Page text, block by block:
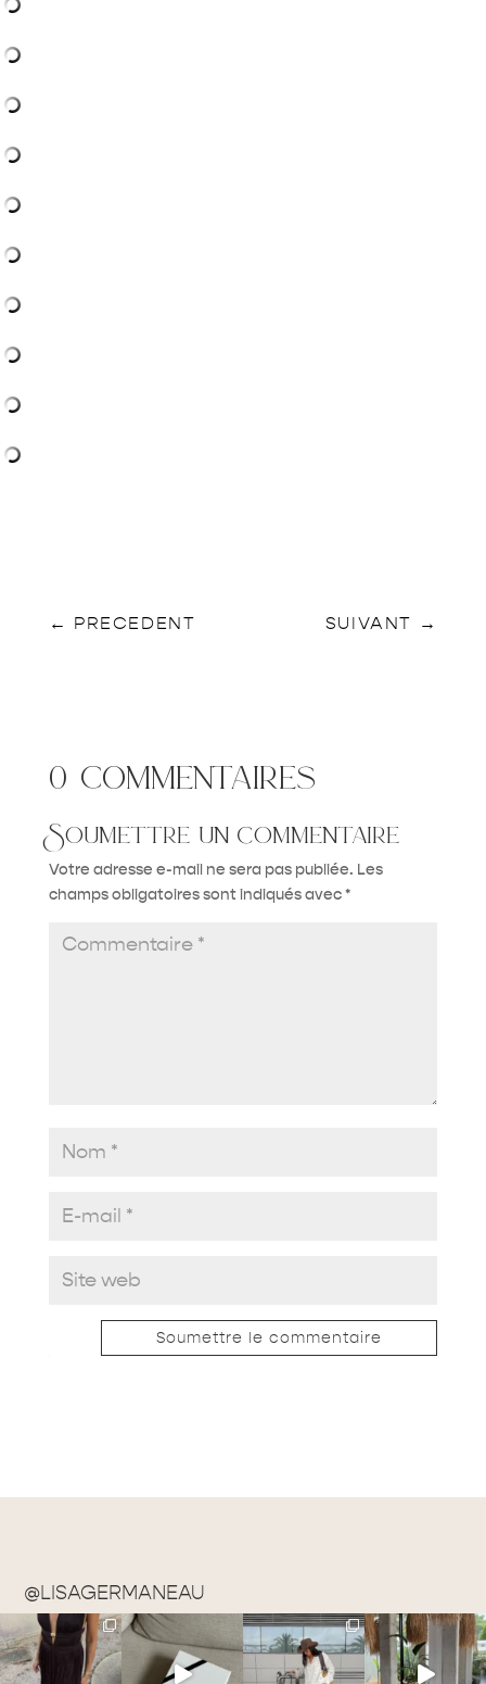
← PRECEDENT SUIVANT →
0 commentaires
Soumettre un commentaire
Votre adresse e-mail ne sera pas publiée. Les
champs obligatoires sont indiqués avec*
Soumettre le commentaire
@LISAGERMANEAU